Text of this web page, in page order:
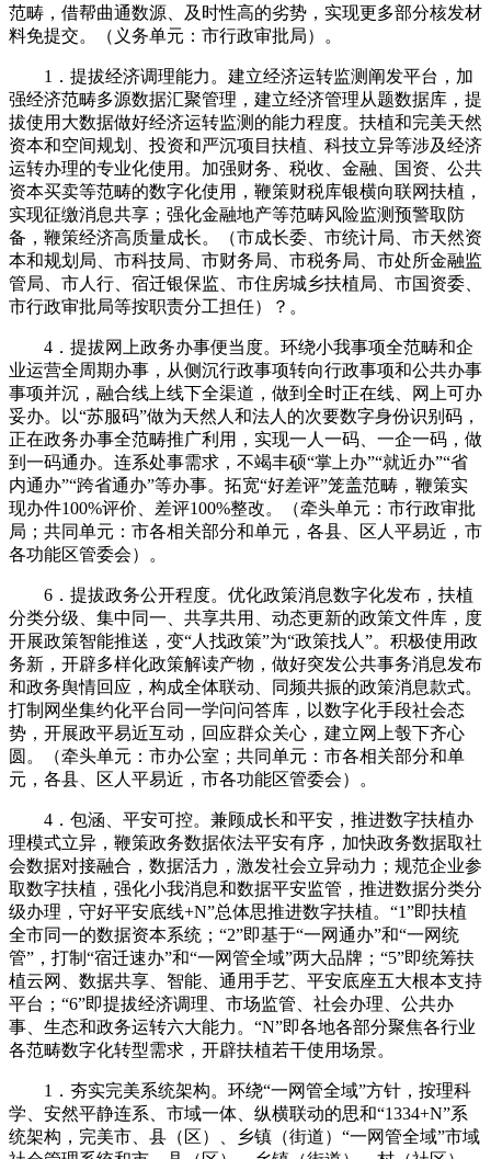
范畴，借帮曲通数源、及时性高的劣势，实现更多部分核发材
料免提交。（义务单元：市行政审批局）。
1．提拔经济调理能力。建立经济运转监测阐发平台，加
强经济范畴多源数据汇聚管理，建立经济管理从题数据库，提
拔使用大数据做好经济运转监测的能力程度。扶植和完美天然
资本和空间规划、投资和严沉项目扶植、科技立异等涉及经济
运转办理的专业化使用。加强财务、税收、金融、国资、公共
资本买卖等范畴的数字化使用，鞭策财税库银横向联网扶植，
实现征缴消息共享；强化金融地产等范畴风险监测预警取防
备，鞭策经济高质量成长。（市成长委、市统计局、市天然资
本和规划局、市科技局、市财务局、市税务局、市处所金融监
管局、市人行、宿迁银保监、市住房城乡扶植局、市国资委、
市行政审批局等按职责分工担任）？。
4．提拔网上政务办事便当度。环绕小我事项全范畴和企
业运营全周期办事，从侧沉行政事项转向行政事项和公共办事
事项并沉，融合线上线下全渠道，做到全时正在线、网上可办
妥办。以“苏服码”做为天然人和法人的次要数字身份识别码，
正在政务办事全范畴推广利用，实现一人一码、一企一码，做
到一码通办。连系处事需求，不竭丰硕“掌上办”“就近办”“省
内通办”“跨省通办”等办事。拓宽“好差评”笼盖范畴，鞭策实
现办件100%评价、差评100%整改。（牵头单元：市行政审批
局；共同单元：市各相关部分和单元，各县、区人平易近，市
各功能区管委会）。
6．提拔政务公开程度。优化政策消息数字化发布，扶植
分类分级、集中同一、共享共用、动态更新的政策文件库，度
开展政策智能推送，变“人找政策”为“政策找人”。积极使用政
务新，开辟多样化政策解读产物，做好突发公共事务消息发布
和政务舆情回应，构成全体联动、同频共振的政策消息款式。
打制网坐集约化平台同一学问问答库，以数字化手段社会态
势，开展政平易近互动，回应群众关心，建立网上彀下齐心
圆。（牵头单元：市办公室；共同单元：市各相关部分和单
元，各县、区人平易近，市各功能区管委会）。
4．包涵、平安可控。兼顾成长和平安，推进数字扶植办
理模式立异，鞭策政务数据依法平安有序，加快政务数据取社
会数据对接融合，数据活力，激发社会立异动力；规范企业参
取数字扶植，强化小我消息和数据平安监管，推进数据分类分
级办理，守好平安底线+N”总体思推进数字扶植。“1”即扶植
全市同一的数据资本系统；“2”即基于“一网通办”和“一网统
管”，打制“宿迁速办”和“一网管全域”两大品牌；“5”即统筹扶
植云网、数据共享、智能、通用手艺、平安底座五大根本支持
平台；“6”即提拔经济调理、市场监管、社会办理、公共办
事、生态和政务运转六大能力。“N”即各地各部分聚焦各行业
各范畴数字化转型需求，开辟扶植若干使用场景。
1．夯实完美系统架构。环绕“一网管全域”方针，按理科
学、安然平静连系、市域一体、纵横联动的思和“1334+N”系
统架构，完美市、县（区）、乡镇（街道）“一网管全域”市域